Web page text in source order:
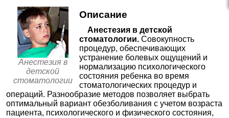
Стоматология Родня в Луховицах
Луховицы; ул. Первомайская, д. 47; м. Зябликово
+7(800..показать
50-300₽ Запись
Стоматология Эверест в Галерном проезде
Санкт-Петербург; Галерный пр-д, д. 5; м. Приморская
100-300₽ Запись
Эскулап на Селезнева
✚Удаление зубов у детей
✚Лечение кариеса и его осложнений у детей
Анестезия в
детской
стоматологии
Описание
Анестезия в детской
стоматологии.Совокупность
процедур, обеспечивающих
устранение болевых ощущений и
нормализацию психологического
состояния ребенка во время
стоматологических процедур и
операций. Разнообразие методов позволяет выбрать
оптимальный вариант обезболивания с учетом возраста
пациента, психологического и физического состояния,